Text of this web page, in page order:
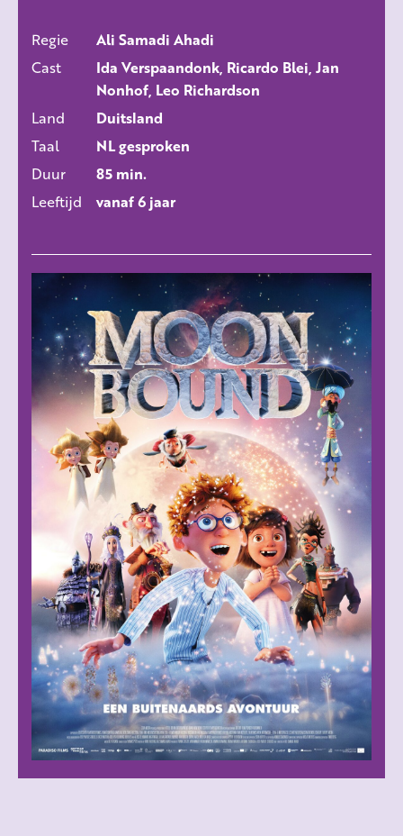
Regie
Ali Samadi Ahadi
Cast
Ida Verspaandonk, Ricardo Blei, Jan
Nonhof, Leo Richardson
Land
Duitsland
Taal
NL gesproken
Duur
85 min.
Leeftijd
vanaf 6 jaar